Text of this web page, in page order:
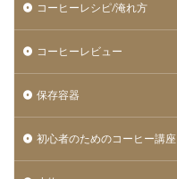
コーヒーレシピ/淹れ方
コーヒーレビュー
保存容器
初心者のためのコーヒー講座